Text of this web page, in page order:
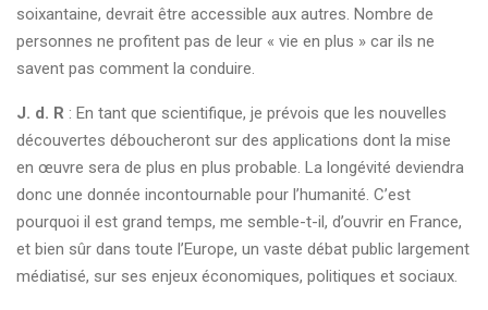
soixantaine, devrait être accessible aux autres. Nombre de
personnes ne profitent pas de leur « vie en plus » car ils ne
savent pas comment la conduire.
J. d. R : En tant que scientifique, je prévois que les nouvelles
découvertes déboucheront sur des applications dont la mise
en œuvre sera de plus en plus probable. La longévité deviendra
donc une donnée incontournable pour l’humanité. C’est
pourquoi il est grand temps, me semble-t-il, d’ouvrir en France,
et bien sûr dans toute l’Europe, un vaste débat public largement
médiatisé, sur ses enjeux économiques, politiques et sociaux.